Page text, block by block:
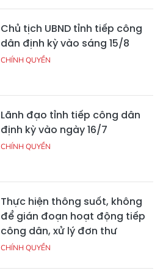
Chủ tịch UBND tỉnh tiếp công
dân định kỳ vào sáng 15/8
CHÍNH QUYỀN
Lãnh đạo tỉnh tiếp công dân
định kỳ vào ngày 16/7
CHÍNH QUYỀN
Thực hiện thông suốt, không
để gián đoạn hoạt động tiếp
công dân, xử lý đơn thư
CHÍNH QUYỀN